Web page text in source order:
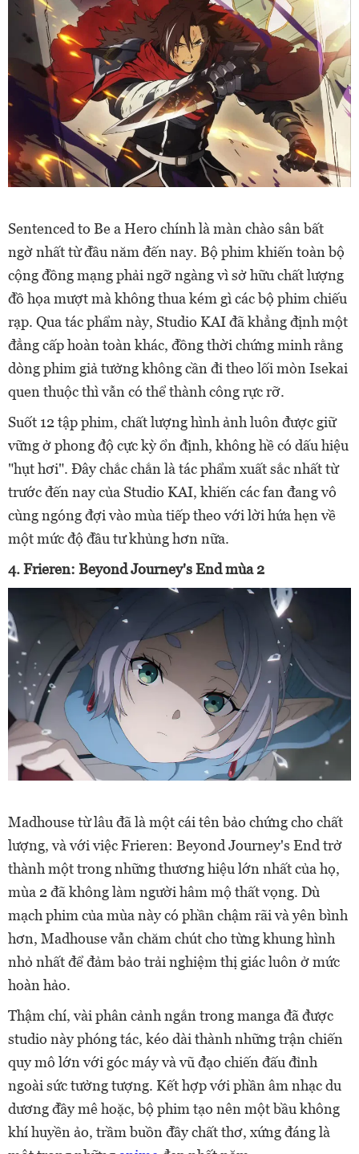
Sentenced to Be a Hero chính là màn chào sân bất
ngờ nhất từ đầu năm đến nay. Bộ phim khiến toàn bộ
cộng đồng mạng phải ngỡ ngàng vì sở hữu chất lượng
đồ họa mượt mà không thua kém gì các bộ phim chiếu
rạp. Qua tác phẩm này, Studio KAI đã khẳng định một
đẳng cấp hoàn toàn khác, đồng thời chứng minh rằng
dòng phim giả tưởng không cần đi theo lối mòn Isekai
quen thuộc thì vẫn có thể thành công rực rỡ.
Suốt 12 tập phim, chất lượng hình ảnh luôn được giữ
vững ở phong độ cực kỳ ổn định, không hề có dấu hiệu
"hụt hơi". Đây chắc chắn là tác phẩm xuất sắc nhất từ
trước đến nay của Studio KAI, khiến các fan đang vô
cùng ngóng đợi vào mùa tiếp theo với lời hứa hẹn về
một mức độ đầu tư khủng hơn nữa.
4. Frieren: Beyond Journey's End mùa 2
Madhouse từ lâu đã là một cái tên bảo chứng cho chất
lượng, và với việc Frieren: Beyond Journey's End trở
thành một trong những thương hiệu lớn nhất của họ,
mùa 2 đã không làm người hâm mộ thất vọng. Dù
mạch phim của mùa này có phần chậm rãi và yên bình
hơn, Madhouse vẫn chăm chút cho từng khung hình
nhỏ nhất để đảm bảo trải nghiệm thị giác luôn ở mức
hoàn hảo.
Thậm chí, vài phân cảnh ngắn trong manga đã được
studio này phóng tác, kéo dài thành những trận chiến
quy mô lớn với góc máy và vũ đạo chiến đấu đỉnh
ngoài sức tưởng tượng. Kết hợp với phần âm nhạc du
dương đầy mê hoặc, bộ phim tạo nên một bầu không
khí huyền ảo, trầm buồn đầy chất thơ, xứng đáng là